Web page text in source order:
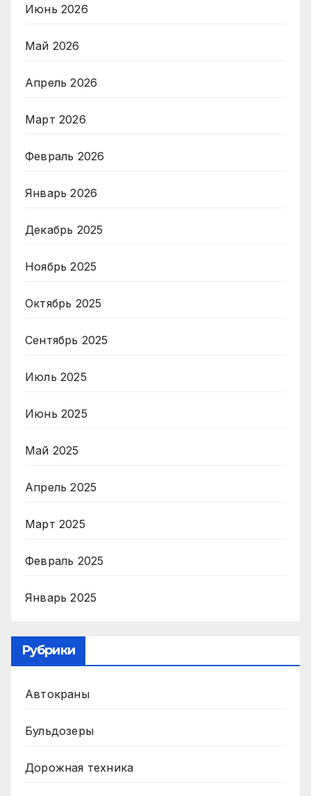
Июнь 2026
Май 2026
Апрель 2026
Март 2026
Февраль 2026
Январь 2026
Декабрь 2025
Ноябрь 2025
Октябрь 2025
Сентябрь 2025
Июль 2025
Июнь 2025
Май 2025
Апрель 2025
Март 2025
Февраль 2025
Январь 2025
Рубрики
Автокраны
Бульдозеры
Дорожная техника